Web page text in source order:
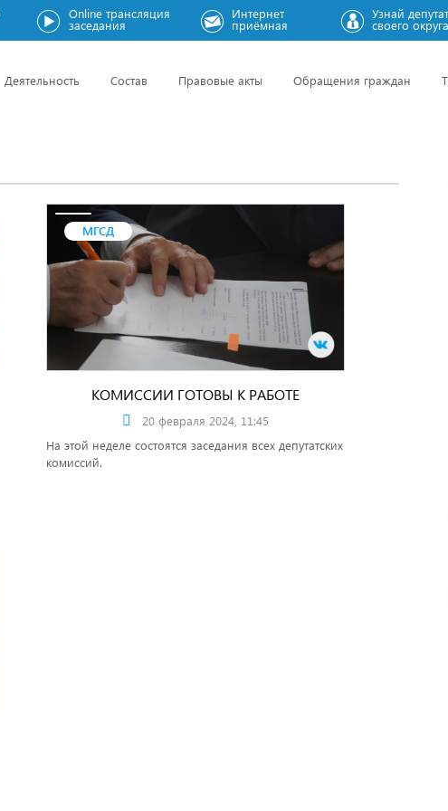
Online трансляция
заседания
Интернет
приёмная
Узнай
своего округа
Деятельность Состав Правовые акты Обращения граждан
МГСД
КОМИССИИ ГОТОВЫ К РАБОТЕ
20 февраля 2024, 11:45
На этой неделе состоятся заседания всех депутатских
комиссий.